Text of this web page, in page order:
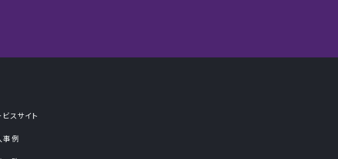
スサイト
事例